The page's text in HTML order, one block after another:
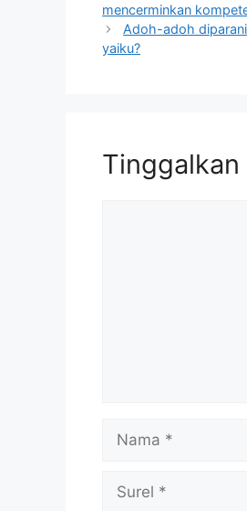
mencerminkan
Adoh-adoh
yaiku?
Nama
Surel